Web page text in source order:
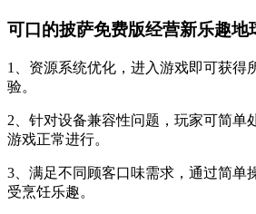
可口的披萨免费版经营新乐趣地
1、资源系统优化，进入游戏即可获得
验。
2、针对设备兼容性问题，玩家可简单
游戏正常进行。
3、满足不同顾客口味需求，通过简单
受烹饪乐趣。